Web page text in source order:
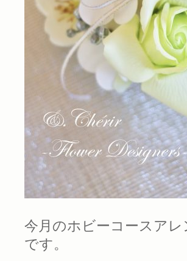
今月のホビーコースア
です。